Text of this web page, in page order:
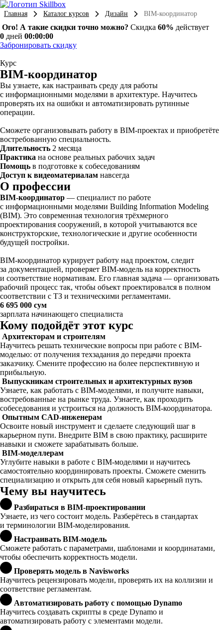
Главная Каталог курсов Дизайн BIM-координатор
Ого! А такие скидки точно можно? Скидка 60% действует
0 дней 00:00:00
Забронировать скидку
Курс
BIM-координатор
Вы узнаете, как настраивать среду для работы
с информационными моделями в архитектуре. Научитесь
проверять их на ошибки и автоматизировать рутинные
операции.
Сможете организовывать работу в BIM-проектах и приобретёте
востребованную специальность.
Длительность 2 месяца
Практика на основе реальных рабочих задач
Помощь в подготовке к собеседованиям
Доступ к видеоматериалам навсегда
О профессии
BIM-координатор — специалист по работе
с информационными моделями Building Information Modeling
(BIM). Это современная технология трёхмерного
проектирования сооружений, в которой учитываются все
конструкторские, технологические и другие особенности
будущей постройки.
BIM-координатор курирует работу над проектом, следит
за документацией, проверяет BIM-модель на корректность
и соответствие нормативам. Его главная задача — организовать
рабочий процесс так, чтобы объект проектировался в полном
соответствии с ТЗ и техническими регламентами.
6 695 000 сум
зарплата начинающего специалиста
Кому подойдёт этот курс
Архитекторам и строителям
Научитесь решать технические вопросы при работе с BIM-
моделью: от получения техзадания до передачи проекта
заказчику. Смените профессию на более перспективную и
прибыльную.
Выпускникам строительных и архитектурных вузов
Узнаете, как работать с BIM-моделями, и получите навыки,
востребованные на рынке труда. Узнаете, как проходить
собеседования и устроиться на должность BIM-координатора.
Опытным CAD-инженерам
Освоите новый инструмент и сделаете следующий шаг в
карьерном пути. Внедрите BIM в свою практику, расширите
навыки и сможете зарабатывать больше.
BIM-моделлерам
Углубите навыки в работе с BIM-моделями и научитесь
самостоятельно координировать проекты. Сможете сменить
специализацию и открыть для себя новый карьерный путь.
Чему вы научитесь
Разбираться в BIM-проектировании
Узнаете, из чего состоит модель. Разберётесь в стандартах
и терминологии BIM-моделирования.
Настраивать BIM-модель
Сможете работать с параметрами, шаблонами и координатами,
чтобы обеспечить корректность модели.
Проверять модель в Navisworks
Научитесь рецензировать модели, проверять их на коллизии и
соответствие регламентам.
Автоматизировать работу с помощью Dynamo
Научитесь создавать скрипты в среде Dynamo и
автоматизировать работу с элементами модели.